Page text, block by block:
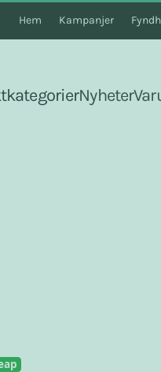
Hem Kampanjer
Nyheter